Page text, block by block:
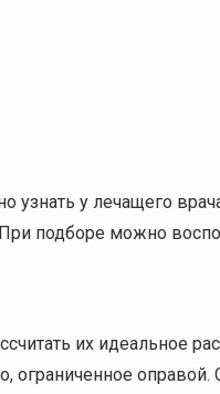
у лечащего
подборе можно
их идеальное
ограниченное оправой.